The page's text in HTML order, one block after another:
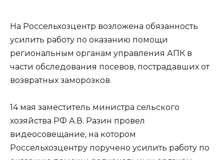
На Россельхозцентр возложена обязанность
усилить работу по оказанию помощи
региональным органам управления АПК в
части обследования посевов, пострадавших от
возвратных заморозков.
14 мая заместитель министра сельского
хозяйства РФ А.В. Разин провел
видеосовещание, на котором
Россельхозцентру поручено усилить работу по